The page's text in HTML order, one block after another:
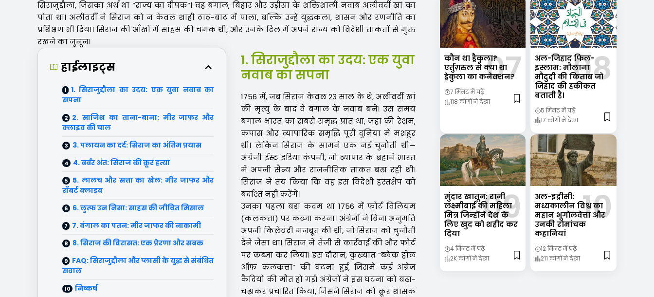
सिराजुद्दौला, जिसका अर्थ था “राज्य का दीपक”। वह बंगाल, बिहार और उड़ीसा के शक्तिशाली नवाब अलीवर्दी खां का
पोता था। अलीवर्दी ने सिराज को न केवल शाही ठाठ-बाट में पाला, बल्कि उन्हें युद्धकला, शासन और रणनीति का
प्रशिक्षण भी दिया। सिराज की आँखों में साहस की चमक थी, और उनके दिल में अपने राज्य को विदेशी ताकतों से मुक्त
रखने का जुनून।
हाईलाइट्स
1. सिराजुद्दौला का उदय: एक युवा नवाब का
सपना
2. साजिश का ताना-बाना: मीर जाफर और
क्लाइव की चाल
3. पलायन का दर्द: सिराज का अंतिम प्रयास
4. बर्बर अंत: सिराज की क्रूर हत्या
5. लालच और सत्ता का खेल: मीर जाफर और
रॉबर्ट क्लाइव
6. लुत्फ उन निसा: साहस की जीवित मिसाल
7. बंगाल का पतन: मीर जाफर की नाकामी
8. सिराज की विरासत: एक प्रेरणा और सबक
FAQ: सिराजुद्दौला और प्लासी के युद्ध से संबंधित
सवाल
निष्कर्ष
1. सिराजुद्दौला का उदय: एक युवा
नवाब का सपना
1756 में, जब सिराज केवल 23 साल के थे, अलीवर्दी खां
की मृत्यु के बाद वे बंगाल के नवाब बने। उस समय
बंगाल भारत का सबसे समृद्ध प्रांत था, जहां की रेशम,
कपास और व्यापारिक समृद्धि पूरी दुनिया में मशहूर
थी। लेकिन सिराज के सामने एक नई चुनौती थी—
अंग्रेजी ईस्ट इंडिया कंपनी, जो व्यापार के बहाने भारत
में अपनी सैन्य और राजनीतिक ताकत बढ़ा रही थी।
सिराज ने तय किया कि वह इस विदेशी हस्तक्षेप को
बर्दाश्त नहीं करेंगे।
उनका पहला बड़ा कदम था 1756 में फोर्ट विलियम
(कलकत्ता) पर कब्जा करना। अंग्रेजों ने बिना अनुमति
अपनी किलेबंदी मजबूत की थी, जो सिराज को चुनौती
देने जैसा था। सिराज ने तेजी से कार्रवाई की और फोर्ट
पर कब्जा कर लिया। इस दौरान, कुख्यात “ब्लैक होल
ऑफ कलकत्ता” की घटना हुई, जिसमें कई अंग्रेज
कैदियों की मौत हो गई। अंग्रेजों ने इस घटना को बढ़ा-
चढ़ाकर प्रचारित किया, जिसने सिराज को क्रूर शासक
कौन था ड्रैकुला?
एर्तुग़रुल से क्या था
ड्रेकुला का कनेक्शन?
7 मिनट में पढ़ें
118 लोगों ने देखा
अल-जिहाद फिल-
इस्लाम: मौलाना
मौदुदी की किताब जो
जिहाद की हकीकत
बताती है।
5 मिनट में पढ़ें
17 लोगों ने देखा
मुंदार खातून: रानी
लक्ष्मीबाई की महिला
मित्र जिन्होंने देश के
लिए खुद को शहीद कर
दिया
4 मिनट में पढ़ें
2K लोगों ने देखा
अल-इद्रीसी:
मध्यकालीन विश्व का
महान भूगोलवेत्ता और
उनकी रोमांचक
कहानियां
12 मिनट में पढ़ें
211 लोगों ने देखा